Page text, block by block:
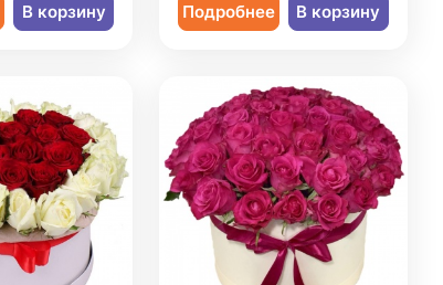
В корзину Подробнее В корзину